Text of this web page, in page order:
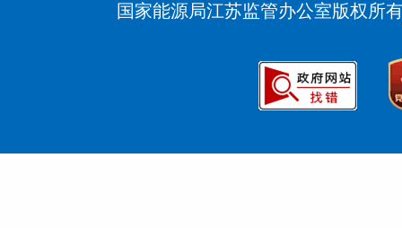
国家能源局江苏监管办公室版权所